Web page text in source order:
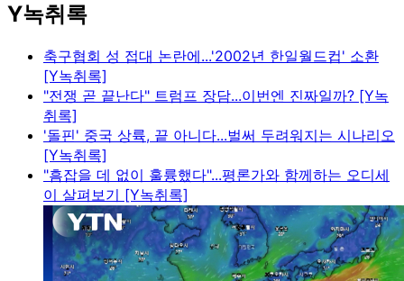
Y녹취록
축구협회 성 접대 논란에...'2002년 한일월드컵' 소환
[Y녹취록]
"전쟁 곧 끝난다" 트럼프 장담...이번엔 진짜일까? [Y녹
취록]
'돌핀' 중국 상륙, 끝 아니다...벌써 두려워지는 시나리오
[Y녹취록]
"흠잡을 데 없이 훌륭했다"...평론가와 함께하는 오디세
이 살펴보기 [Y녹취록]